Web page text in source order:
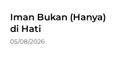
Iman Bukan (Hanya)
di Hati
05/08/2026